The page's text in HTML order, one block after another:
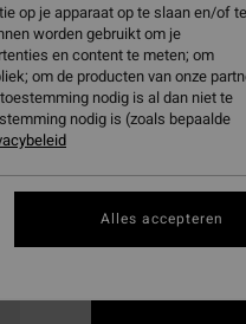
Betaal 3 x € 16,65,
KleurBlack Sands
op je apparaat op te slaan en/of te
worden gebruikt om je
en content te meten; om
om de producten van onze
nodig is al dan niet te
nodig is (zoals bepaalde
Alles accepteren